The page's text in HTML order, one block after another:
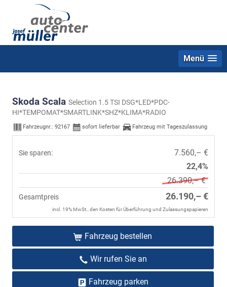
Menü
Skoda Scala Selection 1.5 TSI DSG*LED*PDC-
HI*TEMPOMAT*SMARTLINK*SHZ*KLIMA*RADIO
Fahrzeugnr.: 92167 sofort lieferbar Fahrzeug mit Tageszulassung
Sie sparen:
7.560,– €
22,4%
26.390,– €
Gesamtpreis 26.190,– €
incl. 19% MwSt., den Kosten für Überführung und Zulassungspapieren
Fahrzeug bestellen
Wir rufen Sie an
Fahrzeug parken